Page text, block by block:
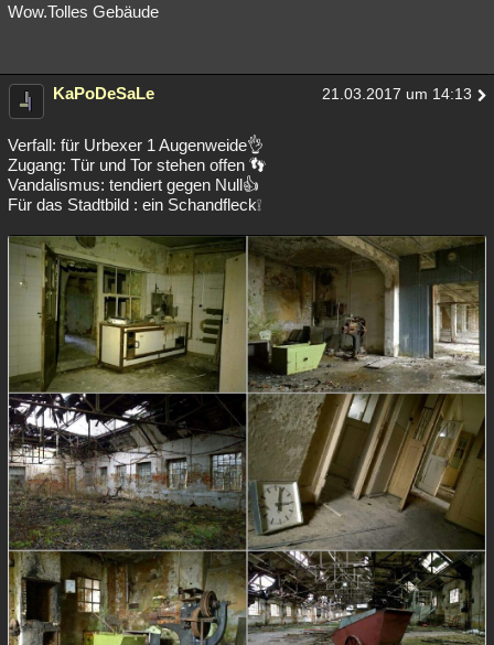
Wow.Tolles Gebäude
KaPoDeSaLe 21.03.2017 um 14:13
Verfall: für Urbexer 1 Augenweide👌
Zugang: Tür und Tor stehen offen 👣
Vandalismus: tendiert gegen Null👍
Für das Stadtbild : ein Schandfleck❕